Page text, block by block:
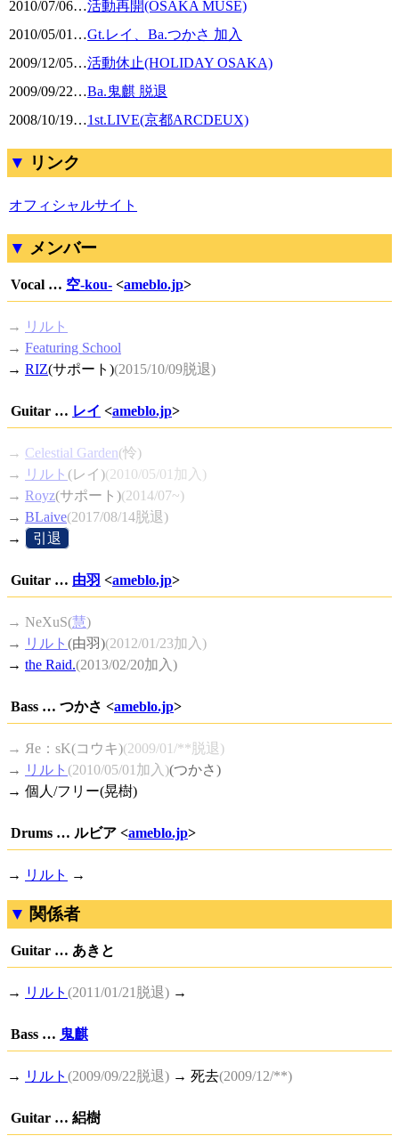
2010/07/06…活動再開(OSAKA MUSE)
2010/05/01 …Gt.レイ、Ba.つかさ 加入
2009/12/05…活動休止(HOLIDAY OSAKA)
2009/09/22…Ba.鬼麒 脱退
2008/10/19…1st.LIVE(京都ARCDEUX)
リンク
オフィシャルサイト
メンバー
Vocal … 空-kou- <ameblo.jp>
→
リルト
→ Featuring School
→ RIZ(サポート)(2015/10/09脱退)
Guitar … レイ <ameblo.jp>
→ Celestial Garden(怜)
→
リルト (レイ)(2010/05/01加入)
→ Royz(サポート)(2014/07~)
→ BLaive(2017/08/14脱退)
→
引退
Guitar … 由羽 <ameblo.jp>
→ NeXuS(慧)
→ リルト (由羽)(2012/01/23加入)
→ the Raid.(2013/02/20加入)
Bass … つかさ <ameblo.jp>
→ Яe：sK(コウキ)(2009/01/**脱退)
→ リルト (2010/05/01加入)(つかさ)
→ 個人/フリー(晃樹)
Drums … ルビア <ameblo.jp>
→ リルト →
関係者
Guitar … あきと
→ リルト (2011/01/21脱退) →
Bass … 鬼麒
→ リルト (2009/09/22脱退) → 死去(2009/12/**)
Guitar … 絽樹